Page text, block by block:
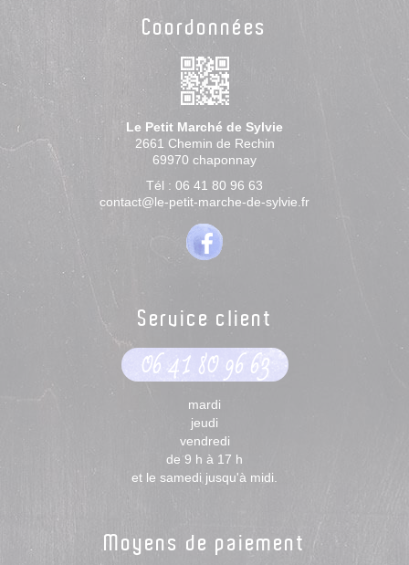
Coordonnées
Le Petit Marché de Sylvie
2661 Chemin de Rechin
69970 chaponnay
Tél : 06 41 80 96 63
contact@le-petit-marche-de-sylvie.fr
Service client
06 41 80 96 63
mardi
jeudi
vendredi
de 9 h à 17 h
et le samedi jusqu'à midi.
Moyens de paiement